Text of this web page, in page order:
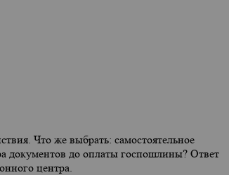
Что же выбрать: самостоятельное
документов до оплаты госпошлины? Ответ
центра.